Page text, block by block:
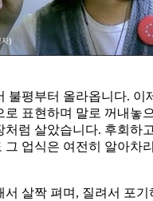
불평부터 올라옵니다. 이
로 표현하며 말로 꺼내놓
처럼 살았습니다. 후회하
그 업식은 여전히 알아차
살짝 펴며, 질려서 포기